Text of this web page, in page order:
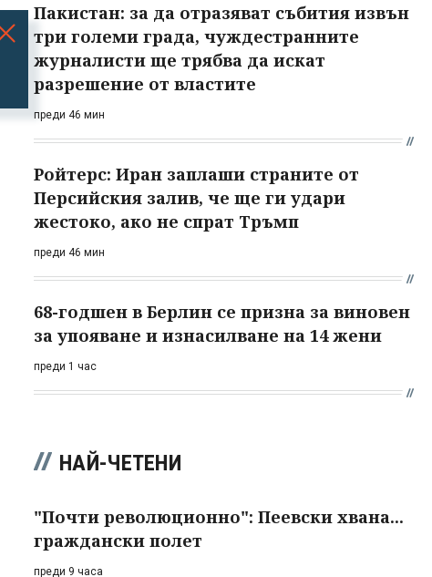
Пакистан: за да отразяват събития извън
три големи града, чуждестранните
журналисти ще трябва да искат
разрешение от властите
преди 46 мин
Ройтерс: Иран заплаши страните от
Персийския залив, че ще ги удари
жестоко, ако не спрат Тръмп
преди 46 мин
68-годшен в Берлин се призна за виновен
за упояване и изнасилване на 14 жени
преди 1 час
НАЙ-ЧЕТЕНИ
"Почти революционно": Пеевски хвана...
граждански полет
преди 9 часа